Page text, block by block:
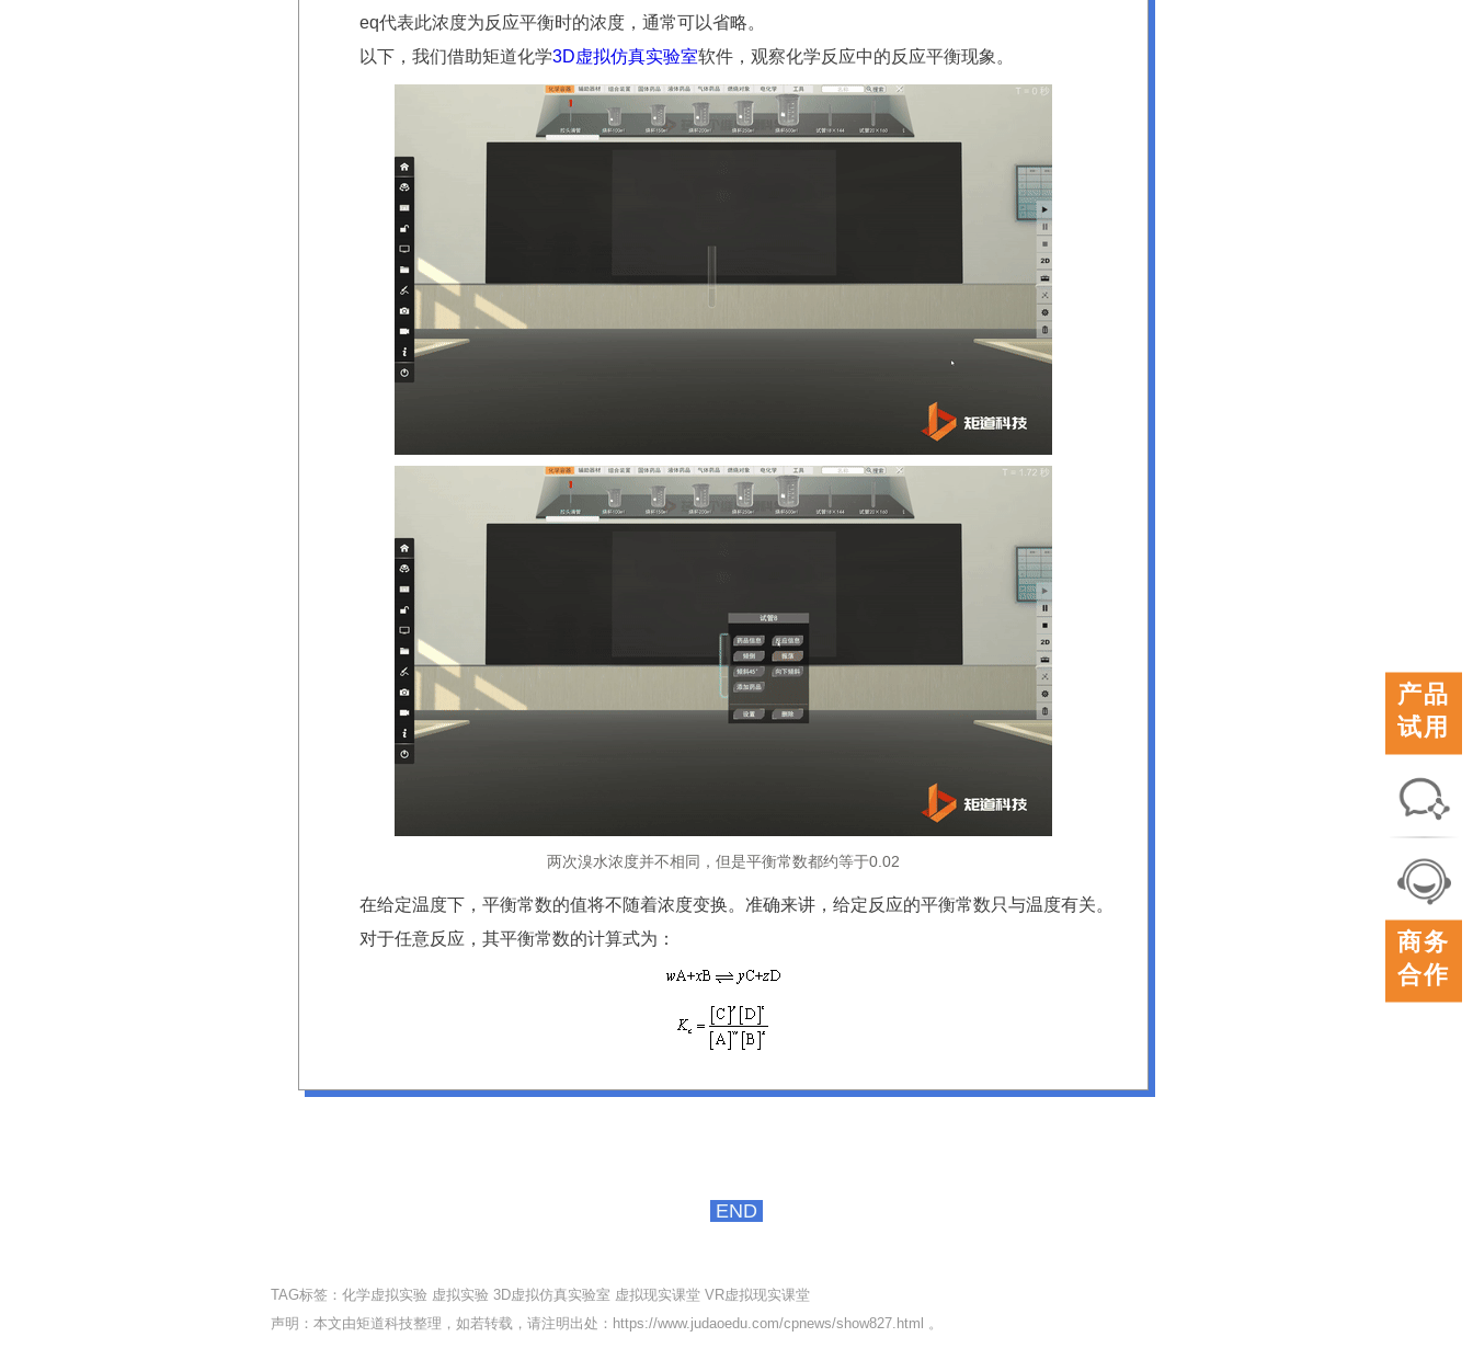
eq代表此浓度为反应平衡时的浓度，通常可以省略。
以下，我们借助矩道化学3D虚拟仿真实验室软件，观察化学反应中的反应平衡现象。
两次溴水浓度并不相同，但是平衡常数都约等于0.02
在给定温度下，平衡常数的值将不随着浓度变换。准确来讲，给定反应的平衡常数只与温度有关。
对于任意反应，其平衡常数的计算式为：
END
TAG标签： 化学虚拟实验 虚拟实验 3D虚拟仿真实验室 虚拟现实课堂 VR虚拟现实课堂
声明：本文由矩道科技整理，如若转载，请注明出处： https://www.judaoedu.com/cpnews/show827.html 。
产品
试用
联系
我们
在线
客服
商务
合作